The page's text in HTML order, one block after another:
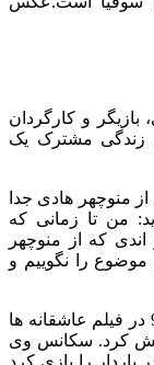
بازیگر و کارگردان
زندگی مشترک یک
از منوچهر هادی جدا
من تا زمانی که
که از منوچهر
را نگوییم و
یکتا ناصر در دوران بارداری خود در سال 95-96 در فیلم عاشقانه ها
کرد. سکانس وی
را بازی کرد